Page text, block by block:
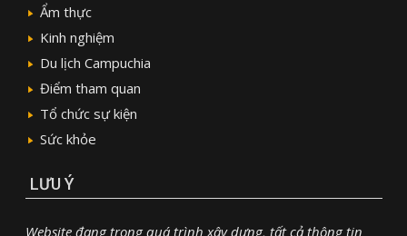
Ẩm thực
Kinh nghiệm
Du lịch Campuchia
Điểm tham quan
Tổ chức sự kiện
Sức khỏe
LƯU Ý
Website đang trong quá trình xây dựng, tất cả thông tin